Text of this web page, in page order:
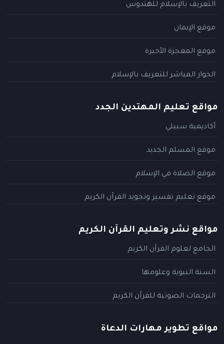
التعريف بالإسلام للهندوس
موقع الإيمان
موقع المعجزة الأخيرة
الحوار المباشر للتعريف بالإسلام
مواقع تعليم المهتدين الجدد
أكاديمية سبيلي
موقع المسلم الجديد
موقع الصلاة في الإسلام
موقع تعليم تفسير وتجويد القرآن الكريم
مواقع نشر وتعليم القرآن الكريم
الجامع لعلوم القرآن الكريم
السنة النبوية وعلومها
الترجمات الصوتية للقرآن الكريم
مواقع تطوير مهارات الدعاة